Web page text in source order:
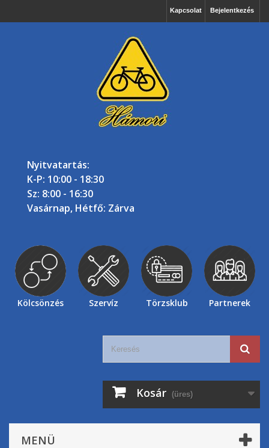
Bejelentkezés
Kapcsolat
Nyitvatartás:
K-P: 10:00 - 18:30
Sz: 8:00 - 16:30
Vasárnap, Hétfő: Zárva
Kölcsönzés Szervíz Törzsklub Partnerek
Kosár (üres)
MENÜ